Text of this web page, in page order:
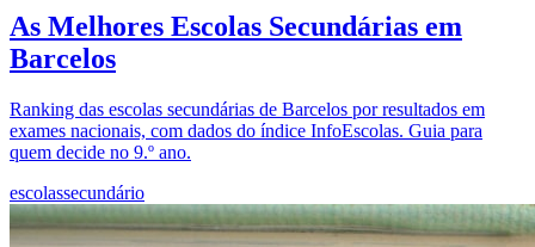
As Melhores Escolas Secundárias em
Barcelos
Ranking das escolas secundárias de Barcelos por resultados em
exames nacionais, com dados do índice InfoEscolas. Guia para
quem decide no 9.º ano.
escolassecundário